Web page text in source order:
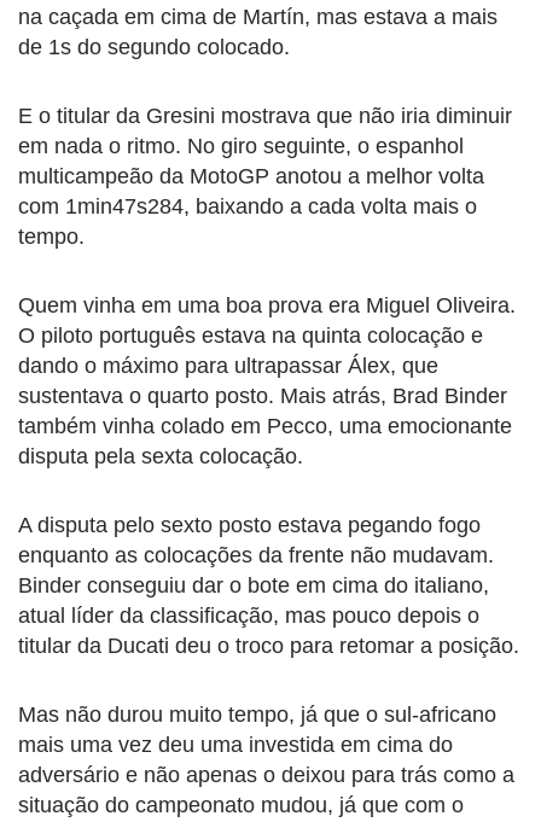
na caçada em cima de Martín, mas estava a mais
de 1s do segundo colocado.
E o titular da Gresini mostrava que não iria diminuir
em nada o ritmo. No giro seguinte, o espanhol
multicampeão da MotoGP anotou a melhor volta
com 1min47s284, baixando a cada volta mais o
tempo.
Quem vinha em uma boa prova era Miguel Oliveira.
O piloto português estava na quinta colocação e
dando o máximo para ultrapassar Álex, que
sustentava o quarto posto. Mais atrás, Brad Binder
também vinha colado em Pecco, uma emocionante
disputa pela sexta colocação.
A disputa pelo sexto posto estava pegando fogo
enquanto as colocações da frente não mudavam.
Binder conseguiu dar o bote em cima do italiano,
atual líder da classificação, mas pouco depois o
titular da Ducati deu o troco para retomar a posição.
Mas não durou muito tempo, já que o sul-africano
mais uma vez deu uma investida em cima do
adversário e não apenas o deixou para trás como a
situação do campeonato mudou, já que com o